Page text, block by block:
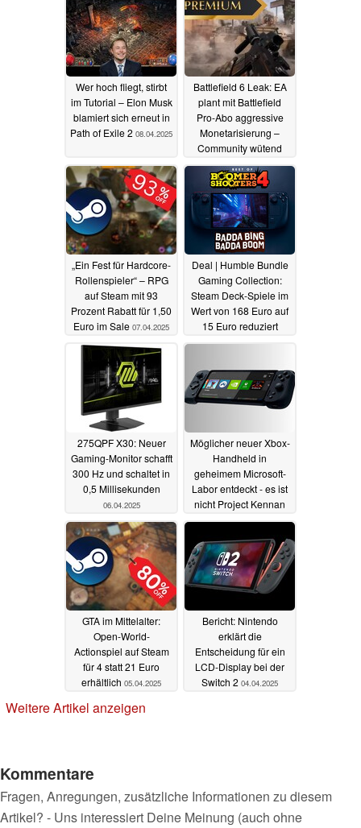
Wer hoch fliegt, stirbt
im Tutorial – Elon Musk
blamiert sich erneut in
Path of Exile 2 08.04.2025
Battlefield 6 Leak: EA
plant mit Battlefield
Pro-Abo aggressive
Monetarisierung –
Community wütend
07.04.2025
„Ein Fest für Hardcore-
Rollenspieler“ – RPG
auf Steam mit 93
Prozent Rabatt für 1,50
Euro im Sale 07.04.2025
Deal | Humble Bundle
Gaming Collection:
Steam Deck-Spiele im
Wert von 168 Euro auf
15 Euro reduziert
07.04.2025
275QPF X30: Neuer
Gaming-Monitor schafft
300 Hz und schaltet in
0,5 Millisekunden
06.04.2025
Möglicher neuer Xbox-
Handheld in
geheimem Microsoft-
Labor entdeckt - es ist
nicht Project Kennan
05.04.2025
GTA im Mittelalter:
Open-World-
Actionspiel auf Steam
für 4 statt 21 Euro
erhältlich 05.04.2025
Bericht: Nintendo
erklärt die
Entscheidung für ein
LCD-Display bei der
Switch 2 04.04.2025
Weitere Artikel anzeigen
Kommentare
Fragen, Anregungen, zusätzliche Informationen zu diesem
Artikel? - Uns interessiert Deine Meinung (auch ohne